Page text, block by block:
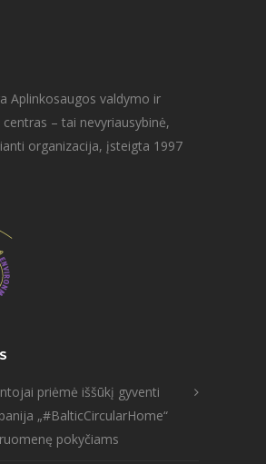
Aplinkosaugos valdymo ir
– tai nevyriausybinė,
organizacija, įsteigta 1997
priėmė iššūkį gyventi
„#BalticCircularHome“
pokyčiams